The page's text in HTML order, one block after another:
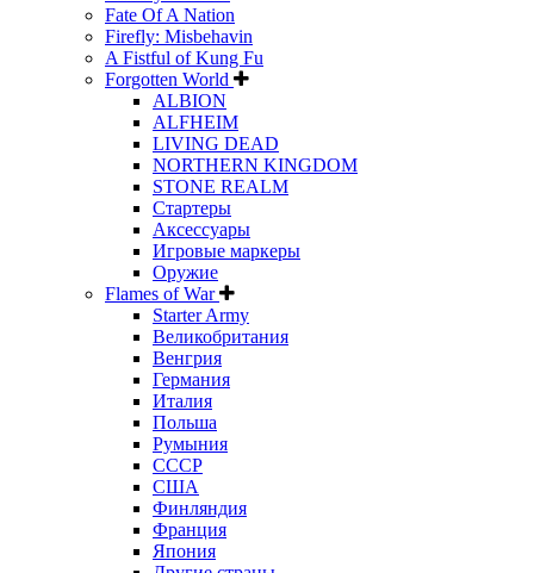
Fate Of A Nation
Firefly: Misbehavin
A Fistful of Kung Fu
Forgotten World
ALBION
ALFHEIM
LIVING DEAD
NORTHERN KINGDOM
STONE REALM
Стартеры
Аксессуары
Игровые маркеры
Оружие
Flames of War
Starter Army
Великобритания
Венгрия
Германия
Италия
Польша
Румыния
СССР
США
Финляндия
Франция
Япония